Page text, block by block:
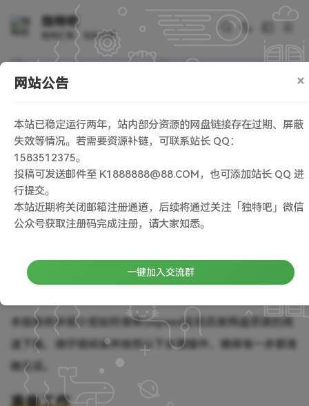
×
网站公告
本站已稳定运行两年，站内部分资源的网盘链接存在过期、屏蔽
失效等情况。若需要资源补链，可联系站长 QQ：
1583512375。
投稿可发送邮件至 K1888888@88.COM，也可添加站长 QQ 进
行提交。
本站近期将关闭邮箱注册通道，后续将通过关注「独特吧」微信
公众号获取注册码完成注册，请大家知悉。
一键加入交流群
独特吧
独特汇聚，玩乐无界
首页 / 实用教程 / 本文内容
实用教程 3667 0
本指南将详细介绍如何使用Gopeed实现百度网盘资源的高
速下载。请仔细阅读并按照以下步骤操作，确保每一步都准
确无误。
准备工作